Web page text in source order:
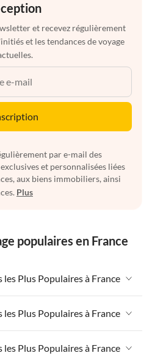
et recevez régulièrement
et les tendances de voyage
par e-mail des
et personnalisées liées
aux biens immobiliers, ainsi
Plus
populaires en France
Plus Populaires à France
Ile de France
Plus Populaires à France
Plus Populaires à France